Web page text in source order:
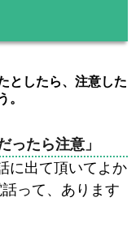
としたら、注意した
。
ったら注意」
に出て頂いてよか
って、あります